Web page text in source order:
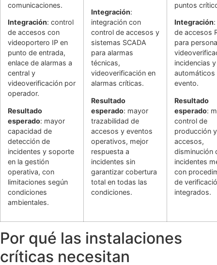
comunicaciones.
Integración: control
de accesos con
videoportero IP en
punto de entrada,
enlace de alarmas a
central y
videoverificación por
operador.
Resultado
esperado: mayor
capacidad de
detección de
incidentes y soporte
en la gestión
operativa, con
limitaciones según
condiciones
ambientales.
Integración:
integración con
control de accesos y
sistemas SCADA
para alarmas
técnicas,
videoverificación en
alarmas críticas.
Resultado
esperado: mayor
trazabilidad de
accesos y eventos
operativos, mejor
respuesta a
incidentes sin
garantizar cobertura
total en todas las
condiciones.
puntos
Integración
de accesos
para
incidencias
automáticos
evento.
Resultado
esperado:
control de
producción y
accesos,
disminución
incidentes
con
de
integrados.
Por qué las instalaciones
críticas necesitan